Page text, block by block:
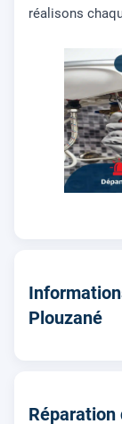
réalisons
Plouzané
Réparation